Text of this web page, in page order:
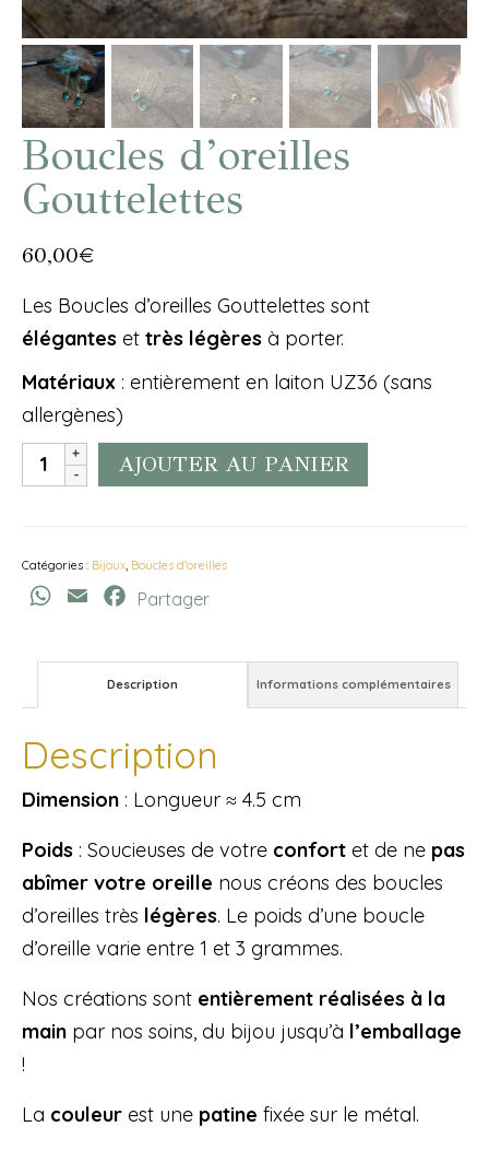
Boucles d’oreilles
Gouttelettes
60,00€
Les Boucles d’oreilles Gouttelettes sont
élégantes et très légères à porter.
Matériaux : entièrement en laiton UZ36 (sans
allergènes)
quantité
de
d’oreilles
Gouttelettes
AJOUTER AU PANIER
Catégories : Bijoux Boucles d'oreilles
WhatsApp
Email Facebook
Partager
Description Informations complémentaires
Description
Dimension : Longueur ≈ 4.5 cm
Poids : Soucieuses de votre confort et de ne pas
abîmer votre oreille nous créons des boucles
d’oreilles très légères. Le poids d’une boucle
d’oreille varie entre 1 et 3 grammes.
Nos créations sont entièrement réalisées à la
main par nos soins, du bijou jusqu’à l’emballage
!
La couleur est une patine fixée sur le métal.